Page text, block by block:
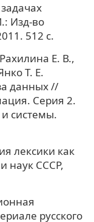
Изд-во
512 с.
Е. В.,
Т. Е.
данных //
Серия 2.
системы.
лексики как
наук СССР,
русского